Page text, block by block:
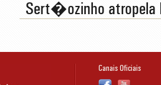
Sert�ozinho atropela
Canais Oficiais